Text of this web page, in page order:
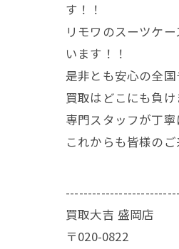
す！！
リモワのスーツケ
います！！
是非とも安心の全国
買取はどこにも負
専門スタッフが丁
これからも皆様の
買取大吉 盛岡店
〒020-0822